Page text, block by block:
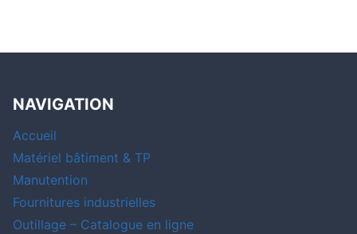
NAVIGATION
Accueil
Matériel bâtiment & TP
Manutention
Fournitures industrielles
Outillage – Catalogue en ligne